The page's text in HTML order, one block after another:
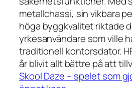
metallchassi, sin vikbara
höga byggkvalitet riktade
yrkesanvändare som ville
traditionell kontorsdator.
år blivit allt bättre på att
Skool Daze – spelet som